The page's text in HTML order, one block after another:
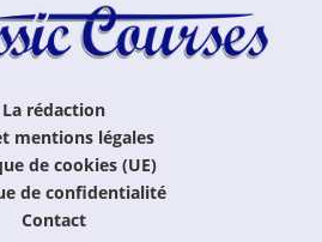
La rédaction
mentions légales
de cookies (UE)
de confidentialité
Contact